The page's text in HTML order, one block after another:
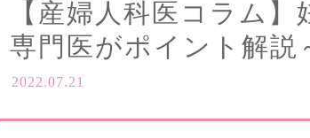
【産婦人科医コラム
専門医がポイント解説
2022.07.21